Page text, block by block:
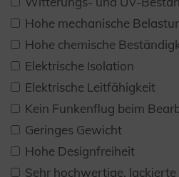
Hohe mechanische
Hohe chemische
Elektrische Isolation
Elektrische Leitfähigkeit
Kein Funkenflug beim
Geringes Gewicht
Hohe Designfreiheit
Sehr hochwertige,